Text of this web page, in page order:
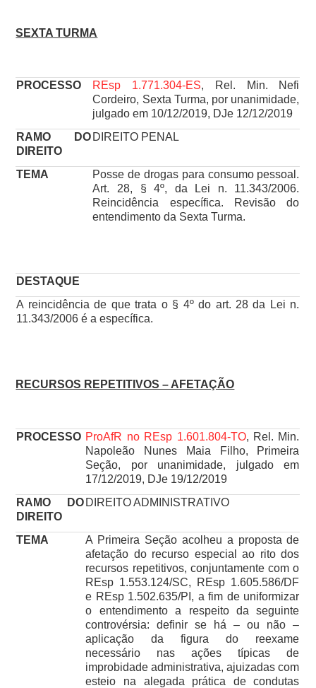
SEXTA TURMA
PROCESSO REsp 1.771.304-ES, Rel. Min. Nefi
Cordeiro, Sexta Turma, por unanimidade,
julgado em 10/12/2019, DJe 12/12/2019
RAMO DO
DIREITO
DIREITO PENAL
TEMA
Posse de drogas para consumo pessoal.
Art. 28, § 4º, da Lei n. 11.343/2006.
Reincidência específica. Revisão do
entendimento da Sexta Turma.
DESTAQUE
A reincidência de que trata o § 4º do art. 28 da Lei n.
11.343/2006 é a específica.
RECURSOS REPETITIVOS – AFETAÇÃO
PROCESSO ProAfR no REsp 1.601.804-TO, Rel. Min.
Napoleão Nunes Maia Filho, Primeira
Seção, por unanimidade, julgado em
17/12/2019, DJe 19/12/2019
RAMO DO
DIREITO
DIREITO ADMINISTRATIVO
TEMA
A Primeira Seção acolheu a proposta de
afetação do recurso especial ao rito dos
recursos repetitivos, conjuntamente com o
REsp 1.553.124/SC, REsp 1.605.586/DF
e REsp 1.502.635/PI, a fim de uniformizar
o entendimento a respeito da seguinte
controvérsia: definir se há – ou não –
aplicação da figura do reexame
necessário nas ações típicas de
improbidade administrativa, ajuizadas com
esteio na alegada prática de condutas